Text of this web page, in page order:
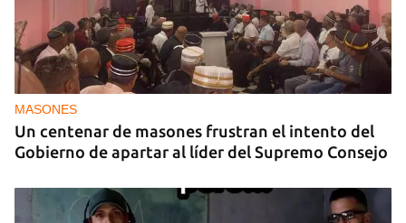
MASONES
Un centenar de masones frustran el intento del
Gobierno de apartar al líder del Supremo Consejo